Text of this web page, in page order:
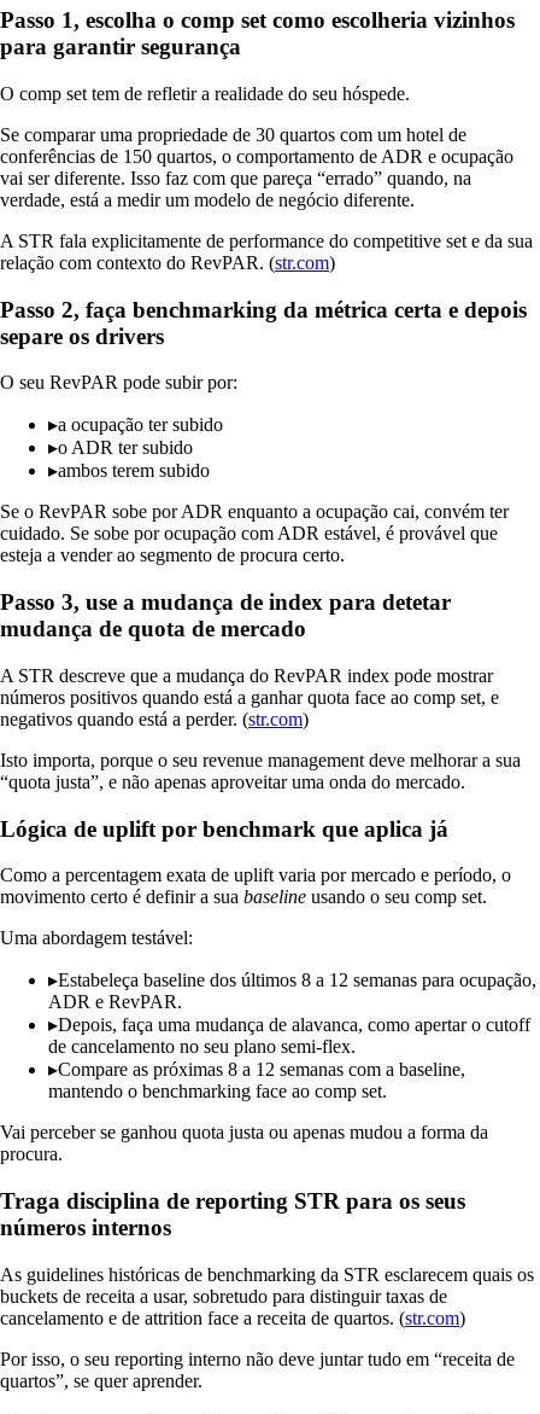
Passo 1, escolha o comp set como escolheria vizinhos
para garantir segurança
O comp set tem de refletir a realidade do seu hóspede.
Se comparar uma propriedade de 30 quartos com um hotel de
conferências de 150 quartos, o comportamento de ADR e ocupação
vai ser diferente. Isso faz com que pareça “errado” quando, na
verdade, está a medir um modelo de negócio diferente.
A STR fala explicitamente de performance do competitive set e da sua
relação com contexto do RevPAR. (str.com)
Passo 2, faça benchmarking da métrica certa e depois
separe os drivers
O seu RevPAR pode subir por:
▸a ocupação ter subido
▸o ADR ter subido
▸ambos terem subido
Se o RevPAR sobe por ADR enquanto a ocupação cai, convém ter
cuidado. Se sobe por ocupação com ADR estável, é provável que
esteja a vender ao segmento de procura certo.
Passo 3, use a mudança de index para detetar
mudança de quota de mercado
A STR descreve que a mudança do RevPAR index pode mostrar
números positivos quando está a ganhar quota face ao comp set, e
negativos quando está a perder. (str.com)
Isto importa, porque o seu revenue management deve melhorar a sua
“quota justa”, e não apenas aproveitar uma onda do mercado.
Lógica de uplift por benchmark que aplica já
Como a percentagem exata de uplift varia por mercado e período, o
movimento certo é definir a sua baseline usando o seu comp set.
Uma abordagem testável:
▸Estabeleça baseline dos últimos 8 a 12 semanas para ocupação,
ADR e RevPAR.
▸Depois, faça uma mudança de alavanca, como apertar o cutoff
de cancelamento no seu plano semi-flex.
▸Compare as próximas 8 a 12 semanas com a baseline,
mantendo o benchmarking face ao comp set.
Vai perceber se ganhou quota justa ou apenas mudou a forma da
procura.
Traga disciplina de reporting STR para os seus
números internos
As guidelines históricas de benchmarking da STR esclarecem quais os
buckets de receita a usar, sobretudo para distinguir taxas de
cancelamento e de attrition face a receita de quartos. (str.com)
Por isso, o seu reporting interno não deve juntar tudo em “receita de
quartos”, se quer aprender.